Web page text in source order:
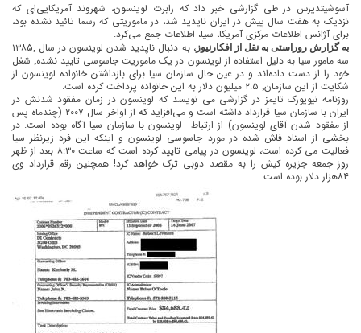
آسوشیتدپرس در طی گزارشی خبر داد که رابرت لوینسون، شهروند آمریکایی‌ای که
نزدیک به هفت سال پیش در ایران ناپدید شد، در ماموریتی که رسما تائید نشده بود،
برای آژانس اطلاعات مرکزی آمریکا، سیا، اطلاعات جمع می‌کرد.
به گزارش روراستی به نقل از افکارنیوز
، به دنبال ناپدید شدن لوینسون در سال ۱۳۸۵٬
سه مامور سیا به دلیل استفاده از لوینسون در یک ماموریت جاسوسی تایید نشده٬ شغل
خود را از دست داده‌اند و در عین حال سازمان سیا برای بازداشتن خانواده لوینسون از
شکایت از این سازمان٬ ۲.۵ میلیون دلار به این خانواده پرداخت کرده است.
روزنامه نیویورک تایمز در گزارشی می نویسد که لوینسون در زمان مفقود شدنش در
ایران با سازمان سیا قرارداد داشته است و می‌افزاید که از اواخر سال ۲۰۰۷ (چندماه پس
از مفقود شدن آقای لوینسون) از ارتباط لوینسون با سازمان سیا آگاه بوده است. در
بخشی از اسناد فاش شده در مورد جاسوسی لوینسون و اینکه این فرد زیرنظر سیا
فعالیت می کرده است، لوینسون در پیامی تایید کرده است که ساعت ۸:۳۰ بعد از ظهر
روز جمعه جزیره کیش را به مقصد دوبی ترک خواهد کرد! همچنین رقم قرارداد وی
۸۴هزار دلار بوده است.